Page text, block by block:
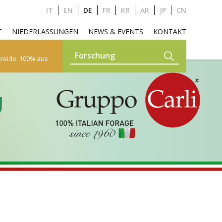
IT EN DE FR KR AR JP CN
NIEDERLASSUNGEN NEWS & EVENTS KONTAKT
ALPAKAS UND LAMA HAUSTIERE
100% aus
GARDEN